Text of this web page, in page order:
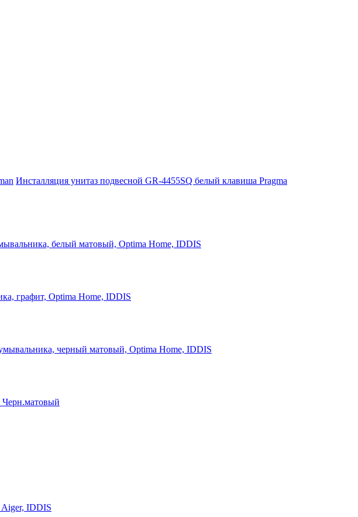
Инсталляция унитаз подвесной GR-4455SQ белый клавиша Pragma
белый матовый, Optima Home, IDDIS
графит, Optima Home, IDDIS
черный матовый, Optima Home, IDDIS
IDDIS